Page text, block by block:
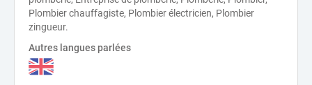
Plombier chauffagiste, Plombier électricien, Plombier
zingueur.
Autres langues parlées